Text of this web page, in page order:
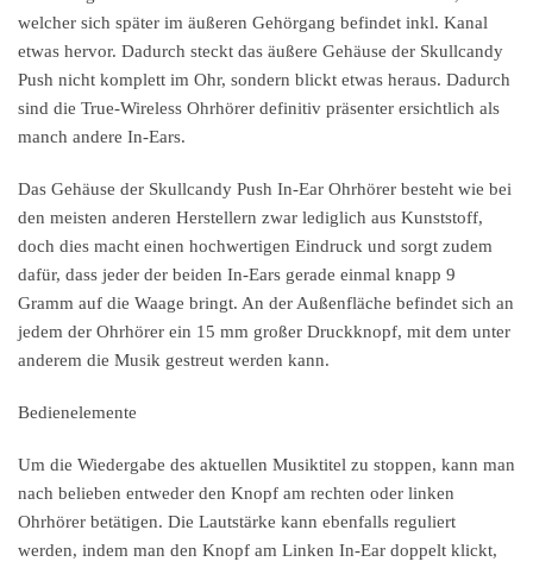
welcher sich später im äußeren Gehörgang befindet inkl. Kanal
etwas hervor. Dadurch steckt das äußere Gehäuse der Skullcandy
Push nicht komplett im Ohr, sondern blickt etwas heraus. Dadurch
sind die True-Wireless Ohrhörer definitiv präsenter ersichtlich als
manch andere In-Ears.
Das Gehäuse der Skullcandy Push In-Ear Ohrhörer besteht wie bei
den meisten anderen Herstellern zwar lediglich aus Kunststoff,
doch dies macht einen hochwertigen Eindruck und sorgt zudem
dafür, dass jeder der beiden In-Ears gerade einmal knapp 9
Gramm auf die Waage bringt. An der Außenfläche befindet sich an
jedem der Ohrhörer ein 15 mm großer Druckknopf, mit dem unter
anderem die Musik gestreut werden kann.
Bedienelemente
Um die Wiedergabe des aktuellen Musiktitel zu stoppen, kann man
nach belieben entweder den Knopf am rechten oder linken
Ohrhörer betätigen. Die Lautstärke kann ebenfalls reguliert
werden, indem man den Knopf am Linken In-Ear doppelt klickt,